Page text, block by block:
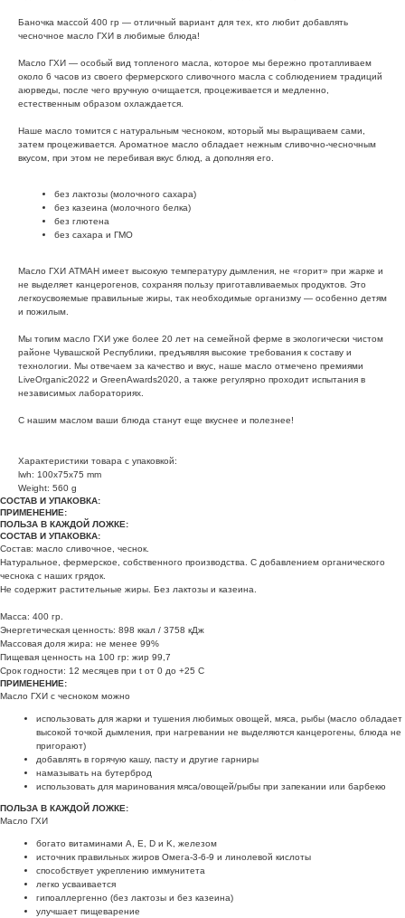
Баночка массой 400 гр — отличный вариант для тех, кто любит добавлять
чесночное масло ГХИ в любимые блюда!
Масло ГХИ — особый вид топленого масла, которое мы бережно протапливаем
около 6 часов из своего фермерского сливочного масла с соблюдением традиций
аюрведы, после чего вручную очищается, процеживается и медленно,
естественным образом охлаждается.
Наше масло томится с натуральным чесноком, который мы выращиваем сами,
затем процеживается. Ароматное масло обладает нежным сливочно-чесночным
вкусом, при этом не перебивая вкус блюд, а дополняя его.
без лактозы (молочного сахара)
без казеина (молочного белка)
без глютена
без сахара и ГМО
Масло ГХИ АТМАН имеет высокую температуру дымления, не «горит» при жарке и
не выделяет канцерогенов, сохраняя пользу приготавливаемых продуктов. Это
легкоусвояемые правильные жиры, так необходимые организму — особенно детям
и пожилым.
Мы топим масло ГХИ уже более 20 лет на семейной ферме в экологически чистом
районе Чувашской Республики, предъявляя высокие требования к составу и
технологии. Мы отвечаем за качество и вкус, наше масло отмечено премиями
LiveOrganic2022 и GreenAwards2020, а также регулярно проходит испытания в
независимых лабораториях.
С нашим маслом ваши блюда станут еще вкуснее и полезнее!
Характеристики товара с упаковкой:
lwh: 100x75x75 mm
Weight: 560 g
СОСТАВ И УПАКОВКА:
ПРИМЕНЕНИЕ:
ПОЛЬЗА В КАЖДОЙ ЛОЖКЕ:
СОСТАВ И УПАКОВКА:
Состав: масло сливочное, чеснок.
Натуральное, фермерское, собственного производства. С добавлением органического
чеснока с наших грядок.
Не содержит растительные жиры. Без лактозы и казеина.
Масса: 400 гр.
Энергетическая ценность: 898 ккал / 3758 кДж
Массовая доля жира: не менее 99%
Пищевая ценность на 100 гр: жир 99,7
Срок годности: 12 месяцев при t от 0 до +25 С
ПРИМЕНЕНИЕ:
Масло ГХИ с чесноком можно
использовать для жарки и тушения любимых овощей, мяса, рыбы (масло обладает
высокой точкой дымления, при нагревании не выделяются канцерогены, блюда не
пригорают)
добавлять в горячую кашу, пасту и другие гарниры
намазывать на бутерброд
использовать для маринования мяса/овощей/рыбы при запекании или барбекю
ПОЛЬЗА В КАЖДОЙ ЛОЖКЕ:
Масло ГХИ
богато витаминами А, Е, D и K, железом
источник правильных жиров Омега-3-6-9 и линолевой кислоты
способствует укреплению иммунитета
легко усваивается
гипоаллергенно (без лактозы и без казеина)
улучшает пищеварение